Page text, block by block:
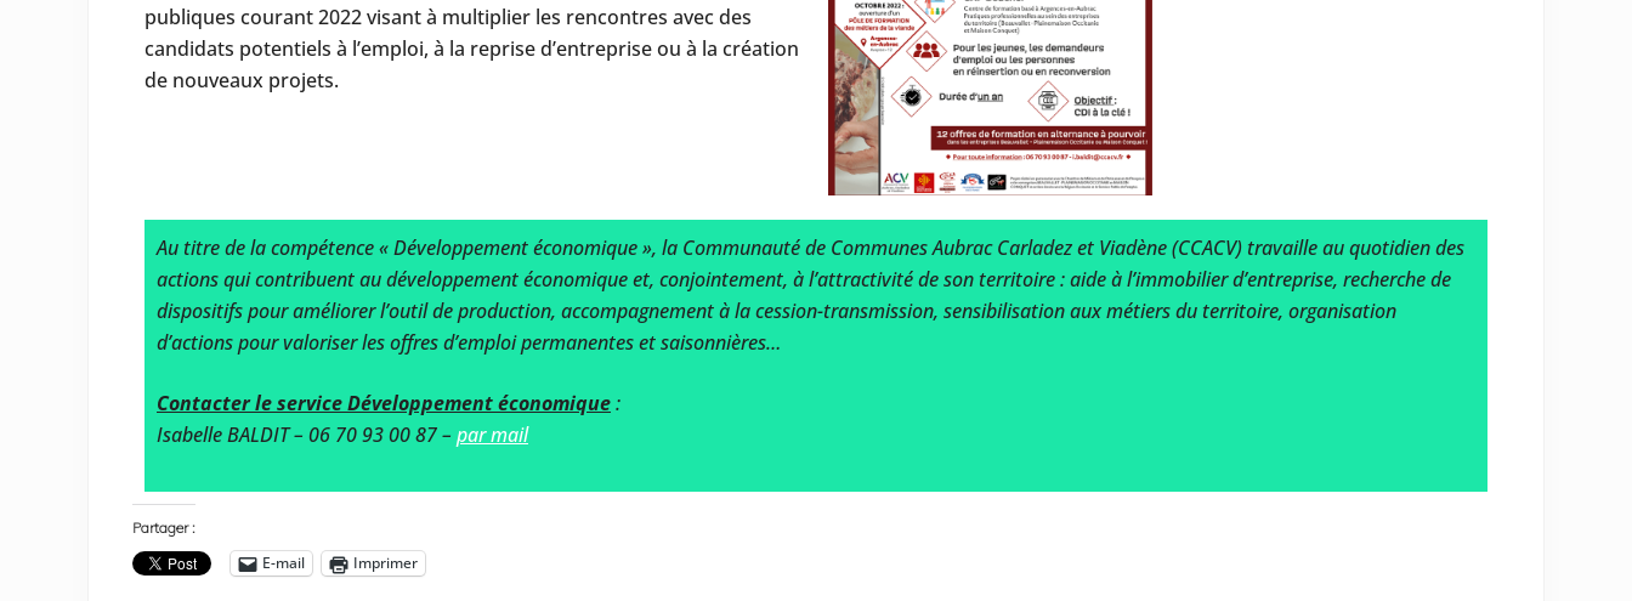
publiques courant 2022 visant à multiplier les rencontres avec des
candidats potentiels à l’emploi, à la reprise d’entreprise ou à la création
de nouveaux projets.
Au titre de la compétence « Développement économique », la Communauté de Communes Aubrac Carladez et Viadène (CCACV) travaille au quotidien des
actions qui contribuent au développement économique et, conjointement, à l’attractivité de son territoire : aide à l’immobilier d’entreprise, recherche de
dispositifs pour améliorer l’outil de production, accompagnement à la cession-transmission, sensibilisation aux métiers du territoire, organisation
d’actions pour valoriser les offres d’emploi permanentes et saisonnières…
Contacter le service Développement économique:
Isabelle BALDIT – 06 70 93 00 87 – par mail
Partager :
E-mail Imprimer